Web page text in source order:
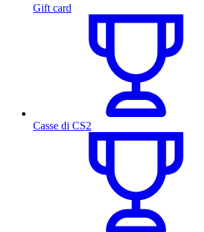
Gift card
Casse di CS2